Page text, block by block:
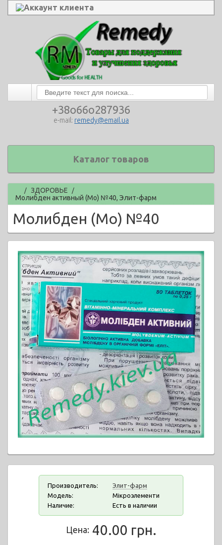
Аккаунт клиента
+38o66o287936
e-mail: remedy@email.ua
Каталог товаров
Главная
/ ЗДОРОВЬЕ /
Молибден активный (Mo) №40, Элит-фарм
Молибден (Mo) №40
Производитель:
Элит-фарм
Модель:
Мікроэлементи
Наличие:
Есть в наличии
Цена: 40.00 грн.